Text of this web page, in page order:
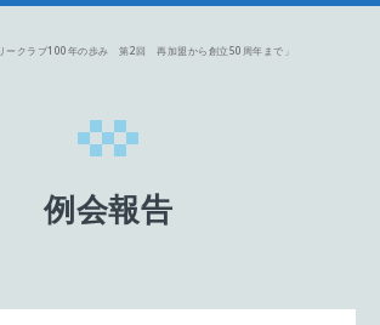
リークラブ100年の歩み 第2回 再加盟から創立50周年まで」
例会報告